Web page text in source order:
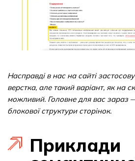
Насправді в нас на сайті
верстка, але такий варіант, як на
можливий. Головне для вас зараз
блокової структури сторінок.
Приклади